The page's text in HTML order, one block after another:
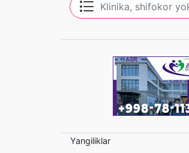
Yangiliklar